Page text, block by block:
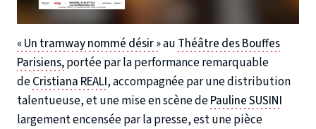
« Un tramway nommé désir »au Théâtre des Bouffes
Parisiens,portée par la performance remarquable
deCristiana REALI, accompagnée par une distribution
talentueuse, et une mise en scène dePauline SUSINI
largement encensée par la presse, est une pièce